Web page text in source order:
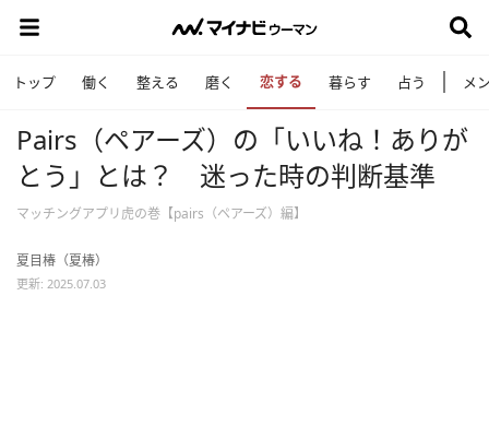
トップ 働く 整える 磨く 恋する 暮らす 占う メ
Pairs（ペアーズ）の「いいね！ありが
とう」とは？ 迷った時の判断基準
マッチングアプリ虎の巻【pairs（ペアーズ）編】
夏目椿（夏椿）
更新: 2025.07.03